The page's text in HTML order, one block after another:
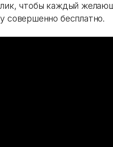
чтобы каждый
совершенно бесплатно.